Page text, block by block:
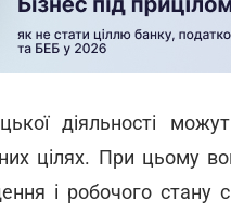
діяльності
цілях. При цьому
і робочого стану